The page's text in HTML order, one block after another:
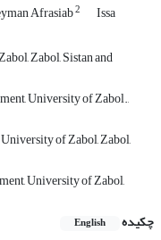
Afrasiab2 Issa
Zabol, Sistan and
University of Zabol.,
of Zabol, Zabol,
University of Zabol,
چکیده
English